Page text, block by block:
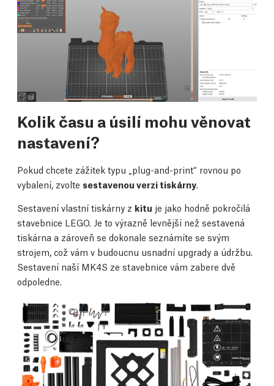
Kolik času a úsilí mohu věnovat
nastavení?
Pokud chcete zážitek typu „plug-and-print“ rovnou po
vybalení, zvolte sestavenou verzi tiskárny.
Sestavení vlastní tiskárny z kitu je jako hodně pokročilá
stavebnice LEGO. Je to výrazně levnější než sestavená
tiskárna a zároveň se dokonale seznámíte se svým
strojem, což vám v budoucnu usnadní upgrady a údržbu.
Sestavení naší MK4S ze stavebnice vám zabere dvě
odpoledne.